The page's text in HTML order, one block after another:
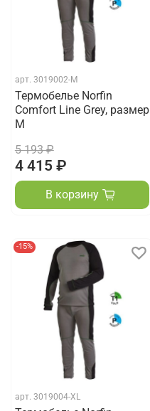
арт. 3019002-M
Термобелье Norfin
Comfort Line Grey, размер
M
5 193 ₽
4 415 ₽
В корзину
-15%
арт. 3019004-XL